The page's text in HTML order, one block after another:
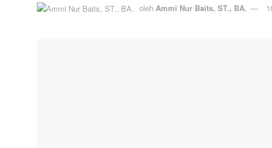
oleh Ammi Nur Baits, ST., BA.